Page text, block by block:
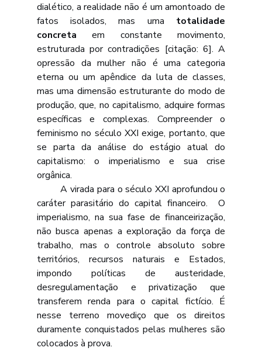
dialético, a realidade não é um amontoado de
fatos isolados, mas uma totalidade
concreta em constante movimento,
estruturada por contradições [citação: 6]. A
opressão da mulher não é uma categoria
eterna ou um apêndice da luta de classes,
mas uma dimensão estruturante do modo de
produção, que, no capitalismo, adquire formas
específicas e complexas. Compreender o
feminismo no século XXI exige, portanto, que
se parta da análise do estágio atual do
capitalismo: o imperialismo e sua crise
orgânica.
	A virada para o século XXI aprofundou o
caráter parasitário do capital financeiro. 	O
imperialismo, na sua fase de financeirização,
não busca apenas a exploração da força de
trabalho, mas o controle absoluto sobre
territórios, recursos naturais e Estados,
impondo políticas de austeridade,
desregulamentação e privatização que
transferem renda para o capital fictício. É
nesse terreno movediço que os direitos
duramente conquistados pelas mulheres são
colocados à prova.